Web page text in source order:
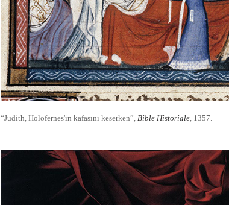
“Judith, Holofernes'in kafasını keserken”, Bible Historiale, 1357.